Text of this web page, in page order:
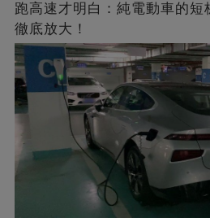
跑高速才明白：純電動車的短
徹底放大！